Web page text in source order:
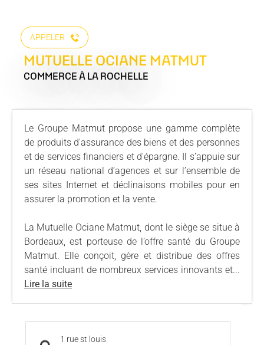
APPELER
MUTUELLE OCIANE MATMUT
COMMERCE À LA ROCHELLE
Le Groupe Matmut propose une gamme complète
de produits d'assurance des biens et des personnes
et de services financiers et d'épargne. Il s’appuie sur
un réseau national d’agences et sur l’ensemble de
ses sites Internet et déclinaisons mobiles pour en
assurer la promotion et la vente.
La Mutuelle Ociane Matmut, dont le siège se situe à
Bordeaux, est porteuse de l’offre santé du Groupe
Matmut. Elle conçoit, gère et distribue des offres
santé incluant de nombreux services innovants et...
Lire la suite
1 rue st louis